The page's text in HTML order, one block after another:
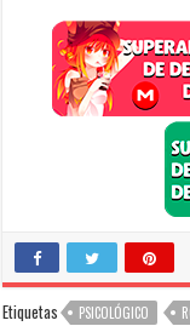
Etiquetas PSICOLÓGICO